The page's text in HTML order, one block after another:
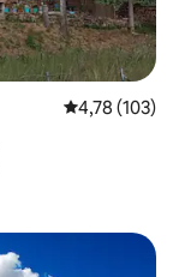
Gemiddelde
4,78 (103)